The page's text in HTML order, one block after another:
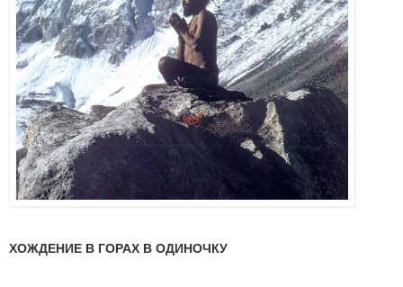
ХОЖДЕНИЕ В ГОРАХ В ОДИНОЧКУ